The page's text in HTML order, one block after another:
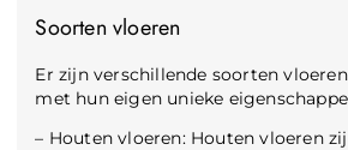
Soorten vloeren
Er zijn verschillende soorten
met hun eigen unieke
– Houten vloeren: Houten vloeren